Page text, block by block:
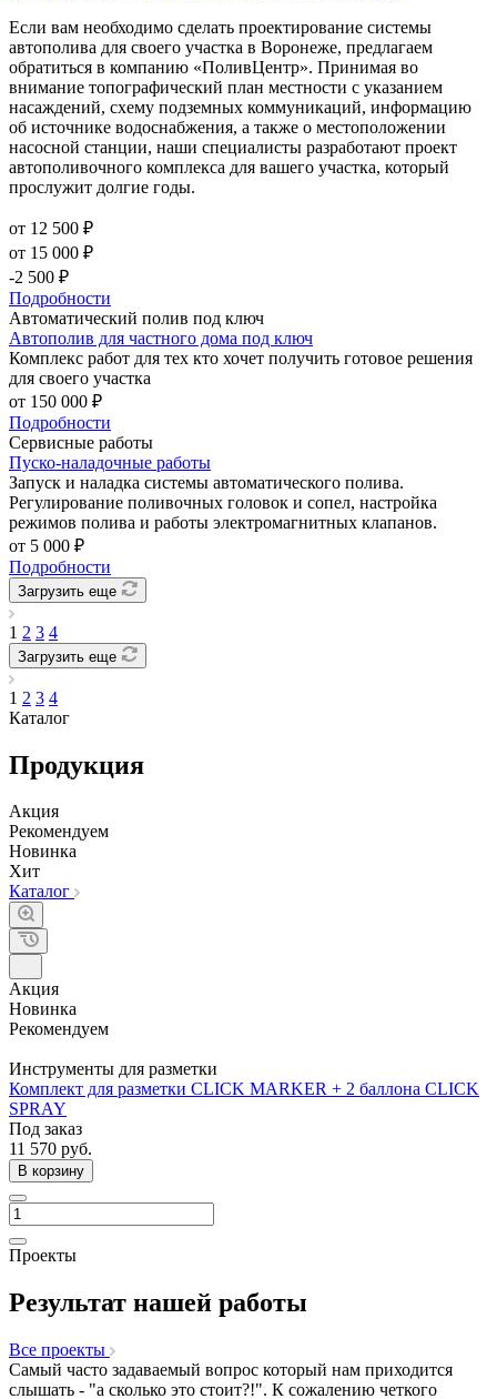
Если вам необходимо сделать проектирование системы
автополива для своего участка в Воронеже, предлагаем
обратиться в компанию «ПоливЦентр». Принимая во
внимание топографический план местности с указанием
насаждений, схему подземных коммуникаций, информацию
об источнике водоснабжения, а также о местоположении
насосной станции, наши специалисты разработают проект
автополивочного комплекса для вашего участка, который
прослужит долгие годы.
от 12 500 ₽
от 15 000 ₽
-2 500 ₽
Подробности
Автоматический полив под ключ
Автополив для частного дома под ключ
Комплекс работ для тех кто хочет получить готовое решения
для своего участка
от 150 000 ₽
Подробности
Сервисные работы
Пуско-наладочные работы
Запуск и наладка системы автоматического полива.
Регулирование поливочных головок и сопел, настройка
режимов полива и работы электромагнитных клапанов.
от 5 000 ₽
Подробности
Загрузить еще
1 2 3 4
Загрузить еще
1 2 3 4
Каталог
Продукция
Акция
Рекомендуем
Новинка
Хит
Каталог
Акция
Новинка
Рекомендуем
Инструменты для разметки
Комплект для разметки CLICK MARKER + 2 баллона CLICK
SPRAY
Под заказ
11 570 руб.
В корзину
Проекты
Результат нашей работы
Все проекты
Самый часто задаваемый вопрос который нам приходится
слышать - "а сколько это стоит?!". К сожалению четкого